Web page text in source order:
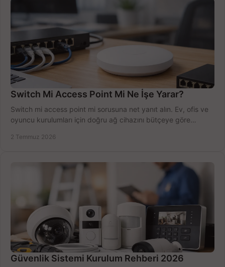
Switch Mi Access Point Mi Ne İşe Yarar?
Switch mi access point mi sorusuna net yanıt alın. Ev, ofis ve
oyuncu kurulumları için doğru ağ cihazını bütçeye göre
2 Temmuz 2026
Güvenlik Sistemi Kurulum Rehberi 2026